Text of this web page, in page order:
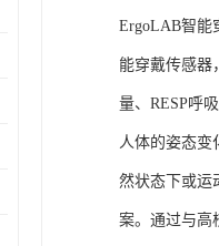
ErgoLAB智能
能穿戴传感器
量、RESP呼
人体的姿态变
然状态下或运
案。通过与高